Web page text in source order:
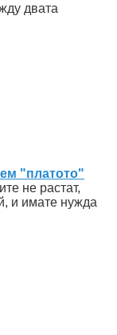
двата
"платото"
не растат,
и имате нужда